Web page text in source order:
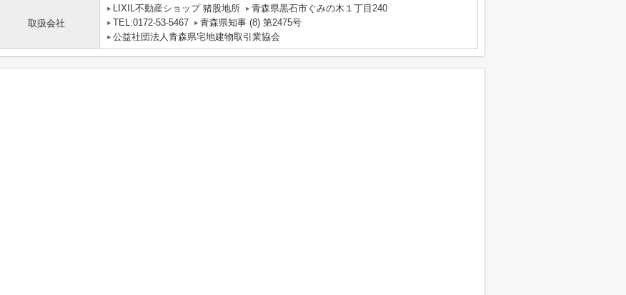
取扱会社
LIXIL不動産ショップ 猪股地所
青森県黒石市ぐみの木１丁目240
TEL:0172-53-5467
青森県知事 (8) 第2475号
公益社団法人青森県宅地建物取引業協会